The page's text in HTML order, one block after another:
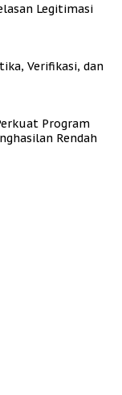
Legitimasi
Verifikasi, dan
Program
Rendah